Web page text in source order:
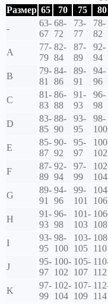
Размер 65 70 75 80
-
63-
67
68-
72
73-
77
78-
82
A
77-
79
82-
84
87-
89
92-
94
B
79-
81
84-
86
89-
91
94-
96
C
81-
83
86-
88
91-
93
96-
98
D
83-
85
88-
90
93-
95
98-
100
E
85-
87
90-
92
95-
97
102
F
87-
89
92-
94
97-
99
104
G
89-
91
94-
96
99-
101
106
H
91-
93
96-
98
101-
103 108
I
93-
95
98-
100
103-
105 110
J
95-
97
100-
102
105-
107 112
K
97-
99
102-
104
107-
109 114